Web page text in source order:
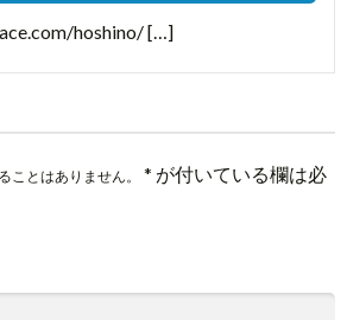
hoshino/[…]
ことはありません。 * が付いている欄は必